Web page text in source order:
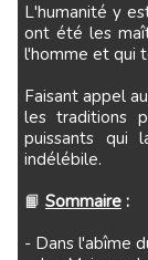
L'humanité y
ont été les
l'homme et qui
Faisant appel
les traditions
puissants qui
indélébile.
📙 Sommaire :
- Dans l'abîme